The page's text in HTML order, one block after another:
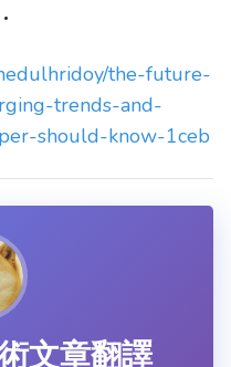
the-future-
trends-and-
should-know-1ceb
文章翻譯